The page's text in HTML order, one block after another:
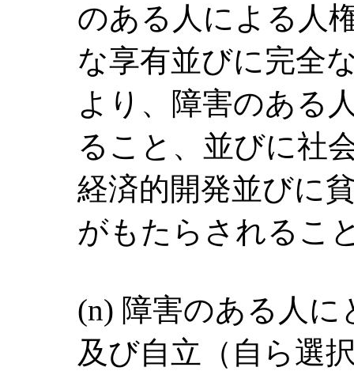
のある人による人
な享有並びに完全
より、障害のある
ること、並びに社
経済的開発並びに
がもたらされるこ
(n) 障害のある人
及び自立（自ら選